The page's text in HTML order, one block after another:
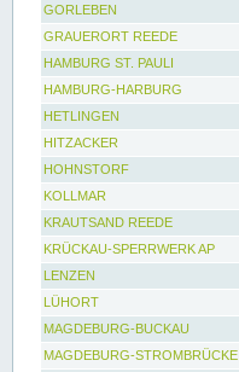
GORLEBEN
GRAUERORT REEDE
HAMBURG ST. PAULI
HAMBURG-HARBURG
HETLINGEN
HITZACKER
HOHNSTORF
KOLLMAR
KRAUTSAND REEDE
KRÜCKAU-SPERRWERK AP
LENZEN
LÜHORT
MAGDEBURG-BUCKAU
MAGDEBURG-STROMBRÜCKE